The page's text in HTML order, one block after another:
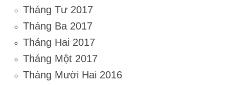
Tháng Tư 2017
Tháng Ba 2017
Tháng Hai 2017
Tháng Một 2017
Tháng Mười Hai 2016